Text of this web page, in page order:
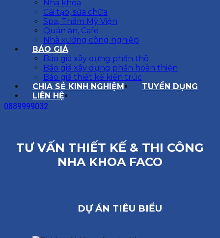
Nha khoa
Cải tạo, sửa chữa
Spa, Thẩm Mỹ Viện
Quán ăn, Cafe
Nhà xưởng công nghiệp
BÁO GIÁ
Báo giá xây dựng phần thô
Báo giá xây dựng phần hoàn thiện
Báo giá thiết kế kiến trúc
CHIA SẺ KINH NGHIỆM
TUYỂN DỤNG
LIÊN HỆ
0889999032
TƯ VẤN THIẾT KẾ & THI CÔNG
NHA KHOA FACO
DỰ ÁN TIÊU BIỂU